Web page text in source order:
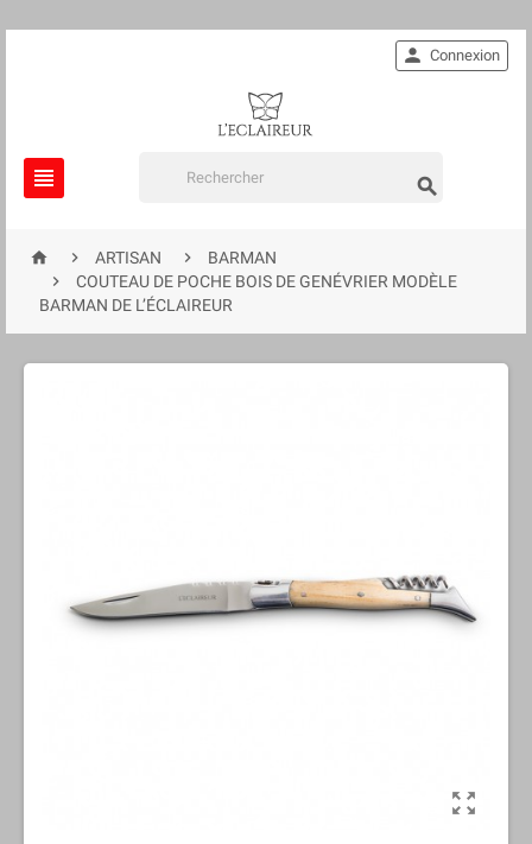
 
 Connexion
  ARTISAN 
BARMAN

COUTEAU DE POCHE BOIS DE GENÉVRIER MODÈLE
BARMAN DE L’ÉCLAIREUR
